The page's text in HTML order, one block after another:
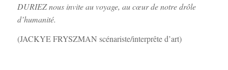
DURIEZ nous invite au voyage, au cœur de notre drôle
d’humanité.
(JACKYE FRYSZMAN scénariste/interprête d’art)